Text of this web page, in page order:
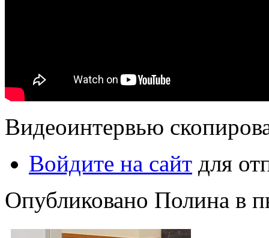
Видеоинтервью
Войдите на сайт для
Опубликовано Полина в